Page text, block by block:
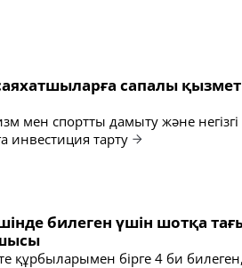
сапалы қызмет
мен спортты дамыту және негізгі
тарту
билеген үшін шотқа
құрбыларымен бірге 4 би